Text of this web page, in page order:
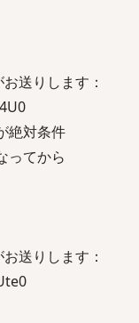
送りします：
絶対条件
ってから
送りします：